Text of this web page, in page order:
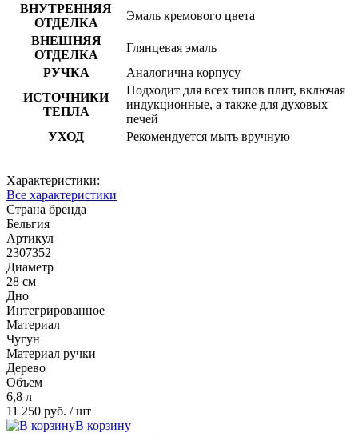
ВНУТРЕННЯЯ
ОТДЕЛКА
Эмаль кремового цвета
ВНЕШНЯЯ
ОТДЕЛКА
Глянцевая эмаль
РУЧКА
Аналогична корпусу
ИСТОЧНИКИ
ТЕПЛА
Подходит для всех типов плит, включая
индукционные, а также для духовых
печей
УХОД
Рекомендуется мыть вручную
Характеристики:
Все характеристики
Страна бренда
Бельгия
Артикул
2307352
Диаметр
28 см
Дно
Интегрированное
Материал
Чугун
Материал ручки
Дерево
Объем
6,8 л
11 250 руб. / шт
В корзину